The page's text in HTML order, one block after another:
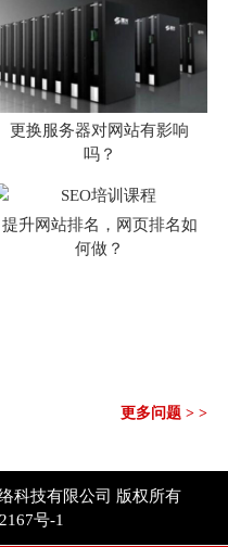
更换服务器对网站有影响
吗？
提升网站排名，网页排名如
何做？